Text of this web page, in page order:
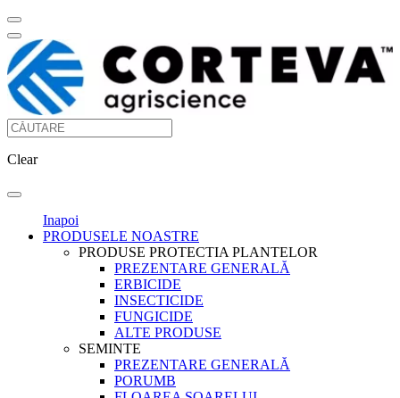
Clear
Inapoi
PRODUSELE NOASTRE
PRODUSE PROTECTIA PLANTELOR
PREZENTARE GENERALĂ
ERBICIDE
INSECTICIDE
FUNGICIDE
ALTE PRODUSE
SEMINTE
PREZENTARE GENERALĂ
PORUMB